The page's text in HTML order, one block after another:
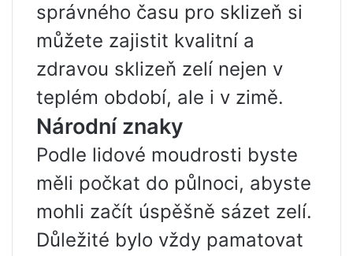
správného času pro sklizeň si
můžete zajistit kvalitní a
zdravou sklizeň zelí nejen v
teplém období, ale i v zimě.
Národní znaky
Podle lidové moudrosti byste
měli počkat do půlnoci, abyste
mohli začít úspěšně sázet zelí.
Důležité bylo vždy pamatovat